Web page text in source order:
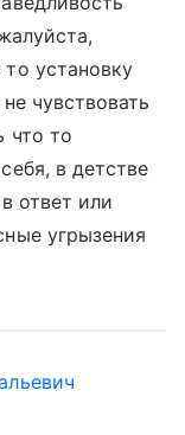
установку
чувствовать
что то
в детстве
ответ или
угрызения